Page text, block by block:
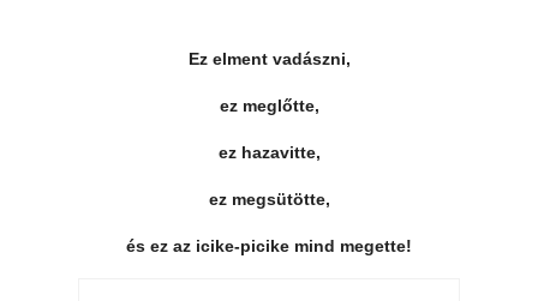
Ez elment vadászni,
ez meglőtte,
ez hazavitte,
ez megsütötte,
és ez az icike-picike mind megette!